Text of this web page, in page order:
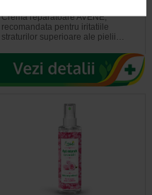
Crema reparatoare AVENE,
recomandata pentru iritatiile
straturilor superioare ale pielii…